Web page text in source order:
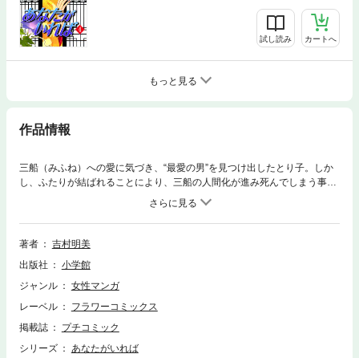
試し読み カートへ
もっと見る
作品情報
三船（みふね）への愛に気づき、“最愛の男”を見つけ出したとり子。しか
し、ふたりが結ばれることにより、三船の人間化が進み死んでしまう事実
が発覚！！なんとか、その回避方法を探るとり子たちだったが…！？かぐ
や姫の大罪の謎が今明かされる！！現代版竹取物語☆感動のファンタジー
巨編が堂々完結。
著者
吉村明美
出版社
小学館
ジャンル
女性マンガ
レーベル
フラワーコミックス
掲載誌
プチコミック
シリーズ
あなたがいれば